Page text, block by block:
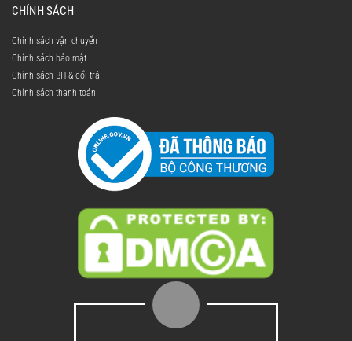
Nắp mở thông minh – Thao tác đơn
CHÍNH SÁCH
Chính sách vận chuyển
Chính sách bảo mật
Chính sách BH & đổi trả
Chính sách thanh toán